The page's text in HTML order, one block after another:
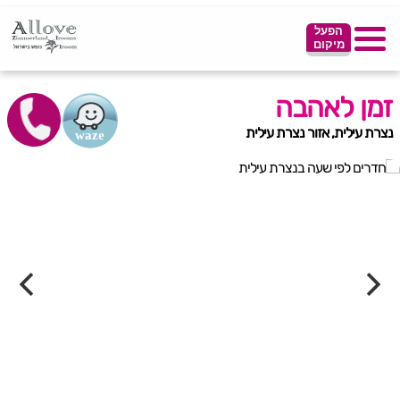
הפעל
מיקום
זמן לאהבה
נצרת עילית, אזור נצרת עילית